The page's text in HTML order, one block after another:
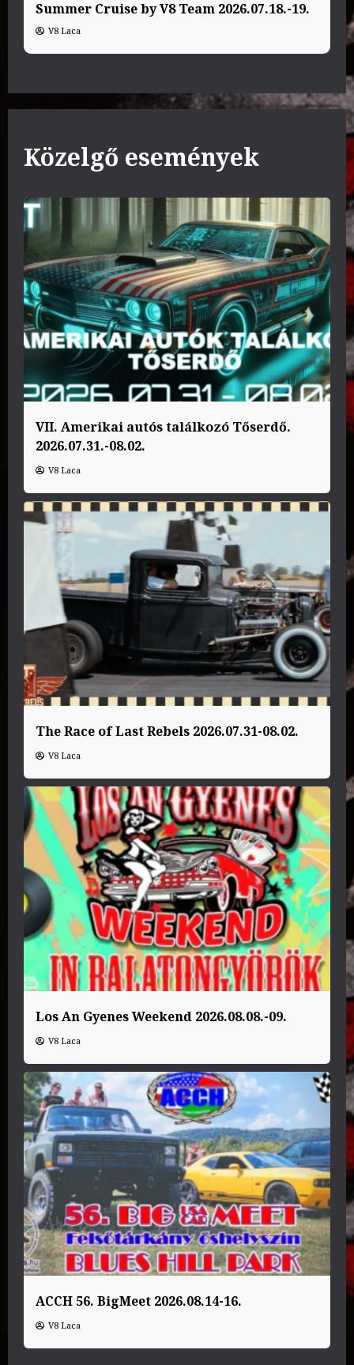
Summer Cruise by V8 Team 2026.07.18.-19.
V8 Laca
Közelgő események
VII. Amerikai autós találkozó Tőserdő.
2026.07.31.-08.02.
V8 Laca
The Race of Last Rebels 2026.07.31-08.02.
V8 Laca
Los An Gyenes Weekend 2026.08.08.-09.
V8 Laca
ACCH 56. BigMeet 2026.08.14-16.
V8 Laca